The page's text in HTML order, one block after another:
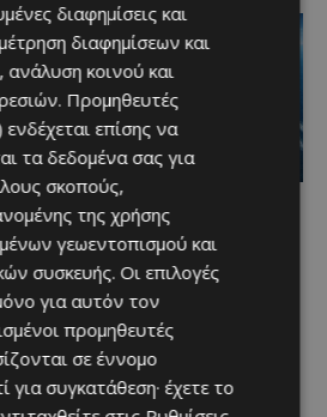
το
της
ΜΈΝΟΥΜΕ ΕΝΗΜΕΡΩΜΈΝΟΙ
Ο τουρισμός ως εθνική
υπόθεση
Του Γιάννου Πανταζή* Είναι κοινή
πεποίθηση ότι ο τουρισμός
αποτελεί μία από τις
σημαντικότερες βιομηχανίες της
Κύπρου και διαχρονικά...
διαφημίσεις και
διαφημίσεων και
ανάλυση κοινού και
Προμηθευτές
ενδέχεται επίσης να
τα δεδομένα σας για
σκοπούς,
της χρήσης
γεωεντοπισμού και
συσκευής. Οι επιλογές
για αυτόν τον
προμηθευτές
σε έννομο
για συγκατάθεση· έχετε το